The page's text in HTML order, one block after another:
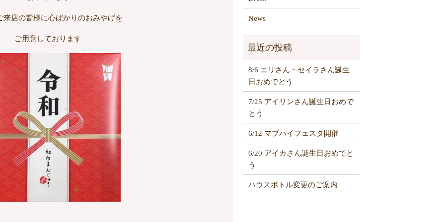
来店の皆様に心ばかりのおみやげを
ご用意しております
News
8/6 エリさん・セイラさん誕生
日おめでとう
7/25 アイリンさん誕生日おめで
とう
6/12 マブハイフェスタ開催
6/20 アイカさん誕生日おめでと
う
ハウスボトル変更のご案内